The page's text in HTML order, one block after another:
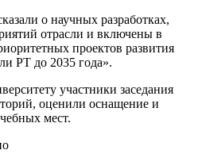
о научных разработках,
отрасли и включены в
проектов развития
РТ до 2035 года».
участники заседания
оценили оснащение и
мест.